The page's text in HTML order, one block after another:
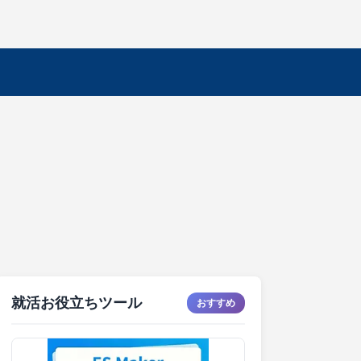
就活お役立ちツール おすすめ